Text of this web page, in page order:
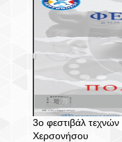
3ο φεστιβάλ
Χερσονήσου